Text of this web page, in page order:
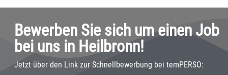
Bewerben Sie sich um einen Job
bei uns in Heilbronn!
Jetzt über den Link zur Schnellbewerbung bei temPERSO: